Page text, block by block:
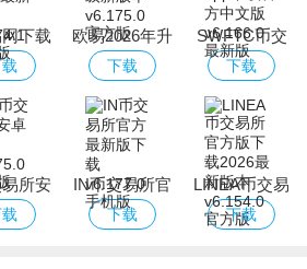
下载
新版
欧易2026年升
级新版本
下载
SWFTC币交
易所app下载
官方中文版
下载
所安
IN币交易所官
方最新版下载
下载
LINEA币交易
所官方版下载
下载